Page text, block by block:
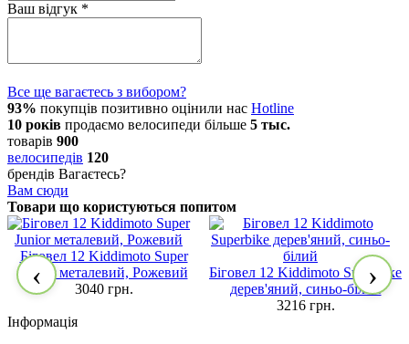
Ваш відгук *
Все ще вагаєтесь з вибором?
93% покупців позитивно оцінили нас Hotline
10 років продаємо велосипеди більше 5 тыс.
товарів 900
велосипедів 120
брендів Вагаєтесь?
Вам сюди
Товари що користуються попитом
Біговел 12 Kiddimoto Super
Junior металевий, Рожевий
3040 грн.
Біговел 12 Kiddimoto Superbike
дерев'яний, синьо-білий
3216 грн.
‹ ›
Інформація